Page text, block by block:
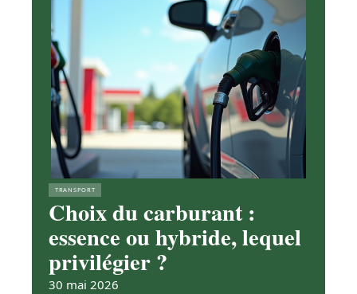
TRANSPORT
Choix du carburant :
essence ou hybride, lequel
privilégier ?
30 mai 2026